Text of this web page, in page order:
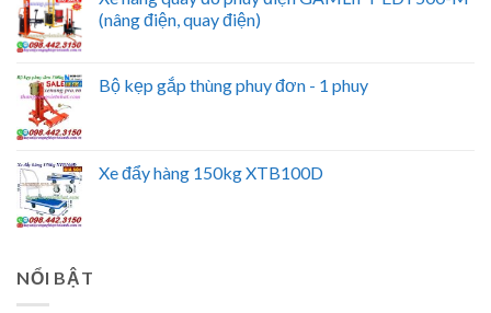
(nâng điện, quay điện)
Bộ kẹp gắp thùng phuy đơn - 1 phuy
Xe đẩy hàng 150kg XTB100D
NỔI BẬT